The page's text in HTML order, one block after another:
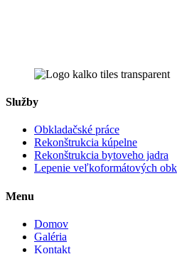
Služby
Obkladačské práce
Rekonštrukcia kúpelne
Rekonštrukcia bytoveho jadra
Lepenie veľkoformátových
Menu
Domov
Galéria
Kontakt